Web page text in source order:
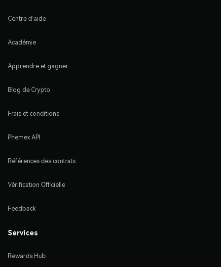
Centre d'aide
Académie
Apprendre et gagner
Blog de Crypto
Frais et conditions
Phemex API
Références des contrats
Vérification Officielle
Feedback
Services
Rewards Hub